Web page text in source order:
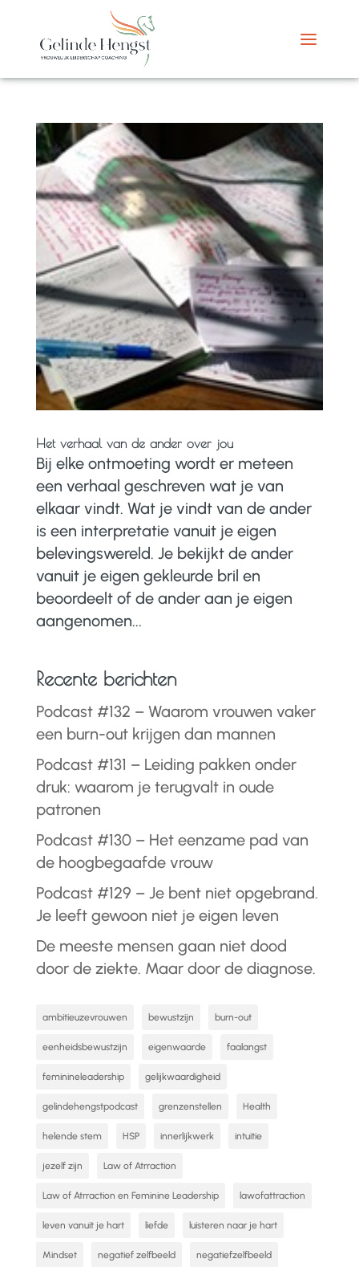
Het verhaal van de ander over jou
Bij elke ontmoeting wordt er meteen
een verhaal geschreven wat je van
elkaar vindt. Wat je vindt van de ander
is een interpretatie vanuit je eigen
belevingswereld. Je bekijkt de ander
vanuit je eigen gekleurde bril en
beoordeelt of de ander aan je eigen
aangenomen...
Recente berichten
Podcast #132 – Waarom vrouwen vaker
een burn-out krijgen dan mannen
Podcast #131 – Leiding pakken onder
druk: waarom je terugvalt in oude
patronen
Podcast #130 – Het eenzame pad van
de hoogbegaafde vrouw
Podcast #129 – Je bent niet opgebrand.
Je leeft gewoon niet je eigen leven
De meeste mensen gaan niet dood
door de ziekte. Maar door de diagnose.
ambitieuzevrouwen bewustzijn burn-out
eenheidsbewustzijn eigenwaarde faalangst
feminineleadership gelijkwaardigheid
gelindehengstpodcast grenzenstellen Health
helende stem HSP innerlijkwerk intuitie
jezelf zijn Law of Atrraction
Law of Atrraction en Feminine Leadership lawofattraction
leven vanuit je hart liefde luisteren naar je hart
Mindset negatief zelfbeeld negatiefzelfbeeld